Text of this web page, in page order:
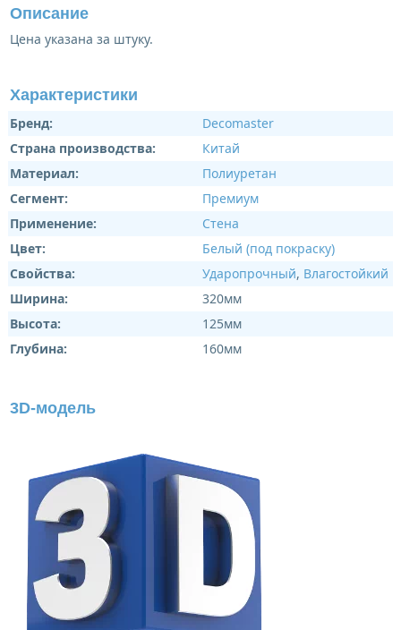
Описание
Цена указана за штуку.
Характеристики
Бренд:
Decomaster
Страна производства:
Китай
Материал:
Полиуретан
Сегмент:
Премиум
Применение:
Стена
Цвет:
Белый (под покраску)
Свойства:
Ударопрочный, Влагостойкий
Ширина:
320мм
Высота:
125мм
Глубина:
160мм
3D-модель